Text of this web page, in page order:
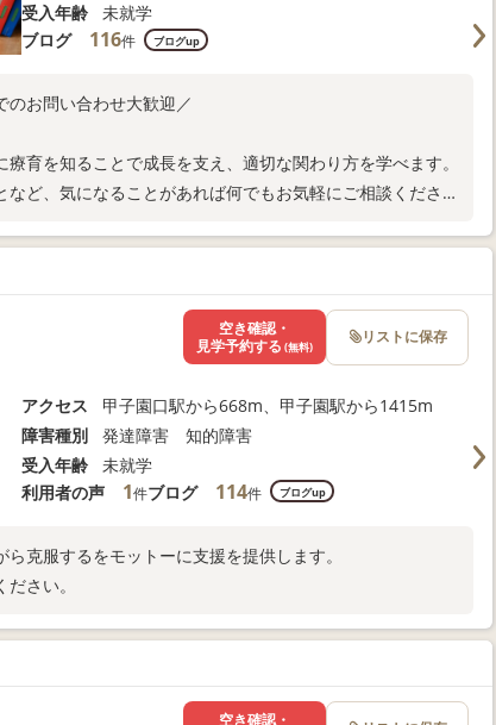
受入年齢
未就学
ブログ
116件 ブログup
のお問い合わせ大歓迎／
育を知ることで成長を支え、適切な関わり方を学べます。
ど、気になることがあれば何でもお気軽にご相談くださ
アクセス
甲子園口駅から668m、甲子園駅から1415m
障害種別
発達障害 知的障害
受入年齢
未就学
利用者の声
1件ブログ 114件 ブログup
克服するをモットーに支援を提供します。
ださい。
空き確認・
見学予約する (無料) リストに保存
空き確認・